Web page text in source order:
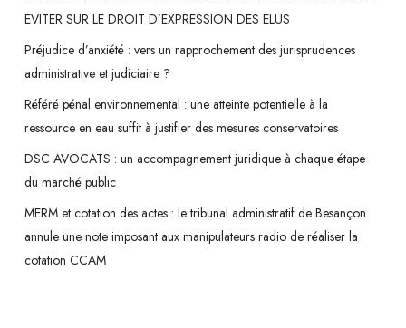
EVITER SUR LE DROIT D’EXPRESSION DES ELUS
Préjudice d’anxiété : vers un rapprochement des jurisprudences
administrative et judiciaire ?
Référé pénal environnemental : une atteinte potentielle à la
ressource en eau suffit à justifier des mesures conservatoires
DSC AVOCATS : un accompagnement juridique à chaque étape
du marché public
MERM et cotation des actes : le tribunal administratif de Besançon
annule une note imposant aux manipulateurs radio de réaliser la
cotation CCAM